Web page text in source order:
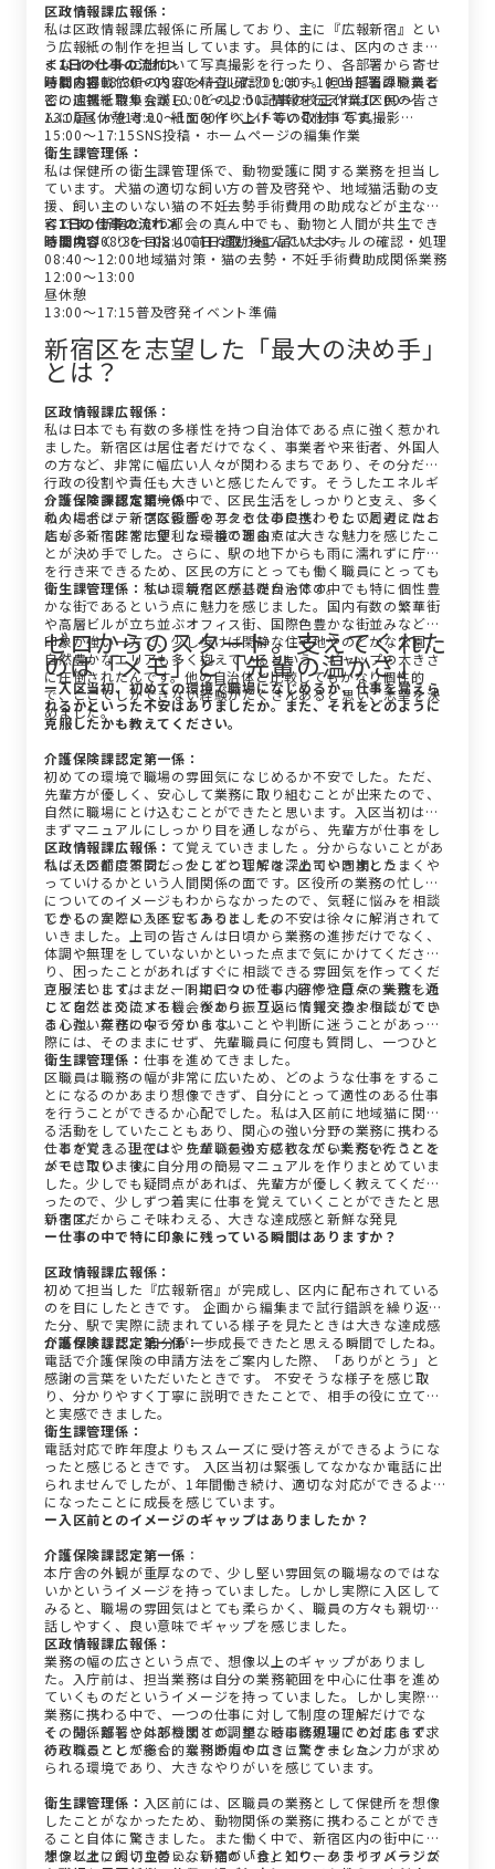
区政情報課広報係：
私は区政情報課広報係に所属しており、主に『広報新宿』とい
う広報紙の制作を担当しています。具体的には、区内のさまざ
まなイベントに出向いて写真撮影を行ったり、各部署から寄せ
られる掲載依頼の内容を精査したりします。担当部署の職員と
密に連携を取りながら、どのように情報を伝えれば区民の皆さ
んに届くかを考え、紙面を作り上げていく仕事です。
＜1日の仕事の流れ＞
時間内容08:30〜09:00メール確認09:00〜10:00担当課や業者
との広報紙特集会議10:00〜12:00記事の校正作業12:00〜
13:00昼休憩13:00〜15:00イベント等の取材・写真撮影
15:00〜17:15SNS投稿・ホームページの編集作業
衛生課管理係：
私は保健所の衛生課管理係で、動物愛護に関する業務を担当し
ています。犬猫の適切な飼い方の普及啓発や、地域猫活動の支
援、飼い主のいない猫の不妊去勢手術費用の助成などが主な内
容です。新宿という都会の真ん中でも、動物と人間が共生でき
る環境づくりを目指して日々取り組んでいます。
＜1日の仕事の流れ＞
時間内容08:30〜08:40前日退勤後に届いたメールの確認・処理
08:40〜12:00地域猫対策・猫の去勢・不妊手術費助成関係業務
12:00〜13:00
昼休憩
13:00〜17:15普及啓発イベント準備
新宿区を志望した「最大の決め手」
とは？
区政情報課広報係 ：
私は日本でも有数の多様性を持つ自治体である点に強く惹かれ
ました。新宿区は居住者だけでなく、事業者や来街者、外国人
の方など、非常に幅広い人々が関わるまちであり、その分だけ
行政の役割や責任も大きいと感じたんです。そうしたエネルギ
ッシュで多様な環境の中で、区民生活をしっかりと支え、多く
の人にポジティブな影響を与える仕事に携わりたいと考えたこ
とが、新宿区を志望した一番の理由です。
介護保険課認定第一係：
私の場合は、新宿区役所のアクセスの良さ、そして周辺にはお
店も多くて非常に便利な環境である点に大きな魅力を感じたこ
とが決め手でした。さらに、駅の地下からも雨に濡れずに庁舎
を行き来できるため、区民の方にとっても働く職員にとっても
非常に利用しやすい環境だと感じたからです。
衛生課管理係： 私は、新宿区が基礎自治体の中でも特に個性豊
かな街であるという点に魅力を感じました。国内有数の繁華街
や高層ビルが立ち並ぶオフィス街、国際色豊かな街並みなどの
印象が強い一方で、少し歩けば閑静な住宅地やのどかな公園、
自然豊かなエリアも多く抱えているという、ギャップの大きさ
に圧倒されたんです。他の自治体と比較してもかなり個性的
で、ここでしかできない経験がたくさんあると思い、志望を決
めました。
ゼロからのスタート。支えてくれた
のは「メモ」と「先輩の温かさ」
ー入区当初、初めての環境で職場になじめるか、仕事を覚えら
れるかといった不安はありましたか。また、それをどのように
克服したかも教えてください。
介護保険課認定第一係：
初めての環境で職場の雰囲気になじめるか不安でした。ただ、
先輩方が優しく、安心して業務に取り組むことが出来たので、
自然に職場にとけ込むことができたと思います。入区当初は、
まずマニュアルにしっかり目を通しながら、先輩方が仕事をし
ている様子をよく見て覚えていきました 。分からないことがあ
ればその都度質問し、少しずつ理解を深めていきました 。
区政情報課広報係：
私は入区前に不安だったこととしては、上司や同期とうまくや
っていけるかという人間関係の面です。区役所の業務の忙しさ
についてのイメージもわからなかったので、気軽に悩みを相談
できるのかという不安もありました。
しかし、実際に入区してみると、その不安は徐々に解消されて
いきました。上司の皆さんは日頃から業務の進捗だけでなく、
体調や無理をしていないかといった点まで気にかけてくださ
り、困ったことがあればすぐに相談できる雰囲気を作ってくだ
さっています。また、同期についても、研修や日々の業務を通
じて自然と交流する機会があり、互いに情報交換や相談ができ
る心強い存在になっています。
克服法としては、ノートに日々の仕事内容や注意点、失敗した
ことをこまめにメモし、後から振り返って覚えるようにしてい
ました。業務の中で分からないことや判断に迷うことがあった
際には、そのままにせず、先輩職員に何度も質問し、一つひと
つ理解しながら仕事を進めてきました。
衛生課管理係：
区職員は職務の幅が非常に広いため、どのような仕事をするこ
とになるのかあまり想像できず、自分にとって適性のある仕事
を行うことができるか心配でした。私は入区前に地域猫に関わ
る活動をしていたこともあり、関心の強い分野の業務に携わる
ことができ、現在はやりがいを強く感じながら業務を行うこと
ができています。
仕事を覚える上では、先輩職員の方に教えていただいたことを
メモに取り、後に自分用の簡易マニュアルを作りまとめていま
した。少しでも疑問点があれば、先輩方が優しく教えてくださ
ったので、少しずつ着実に仕事を覚えていくことができたと思
います。
新宿区だからこそ味わえる、大きな達成感と新鮮な発見
ー仕事の中で特に印象に残っている瞬間はありますか？
区政情報課広報係：
初めて担当した『広報新宿』が完成し、区内に配布されている
のを目にしたときです。 企画から編集まで試行錯誤を繰り返し
た分、駅で実際に読まれている様子を見たときは大きな達成感
がありました。 自分が一歩成長できたと思える瞬間でしたね。
介護保険課認定第一係：
電話で介護保険の申請方法をご案内した際、「ありがとう」と
感謝の言葉をいただいたときです。 不安そうな様子を感じ取
り、分かりやすく丁寧に説明できたことで、相手の役に立てた
と実感できました。
衛生課管理係：
電話対応で昨年度よりもスムーズに受け答えができるようにな
ったと感じるときです。 入区当初は緊張してなかなか電話に出
られませんでしたが、1年間働き続け、適切な対応ができるよう
になったことに成長を感じています。
ー入区前とのイメージのギャップはありましたか？
介護保険課認定第一係 ：
本庁舎の外観が重厚なので、少し堅い雰囲気の職場なのではな
いかというイメージを持っていました。しかし実際に入区して
みると、職場の雰囲気はとても柔らかく、職員の方々も親切で
話しやすく、良い意味でギャップを感じました。
区政情報課広報係 ：
業務の幅の広さという点で、想像以上のギャップがありまし
た。入庁前は、担当業務は自分の業務範囲を中心に仕事を進め
ていくものだというイメージを持っていました。しかし実際に
業務に携わる中で、一つの仕事に対して制度の理解だけでな
く、関係部署や外部機関との調整、時には現場での対応まで求
められることが多く、業務の幅の広さに驚きました。
その分、難しさはありますが、単なる事務処理にとどまらず、
行政職員として総合的な判断力やコミュニケーション力が求め
られる環境であり、大きなやりがいを感じています。
衛生課管理係： 入区前には、区職員の業務として保健所を想像
したことがなかったため、動物関係の業務に携わることができ
ること自体に驚きました。また働く中で、新宿区内の街中に、
想像以上に飼い主のいない猫がいると知り、あまりイメージが
オンとオフの切り替え。新宿の「食」とワークライフバランス